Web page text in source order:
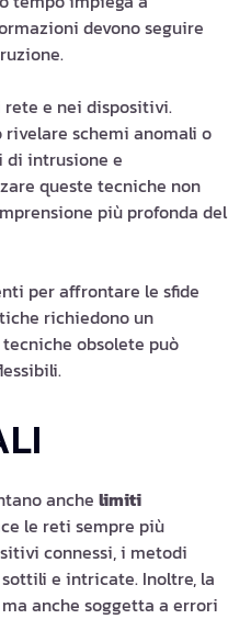
devono seguire
e nei dispositivi.
schemi anomali o
di intrusione e
queste tecniche non
più profonda del
per affrontare le sfide
richiedono un
obsolete può
anche limiti
le reti sempre più
connessi, i metodi
e intricate. Inoltre, la
ma anche soggetta a errori